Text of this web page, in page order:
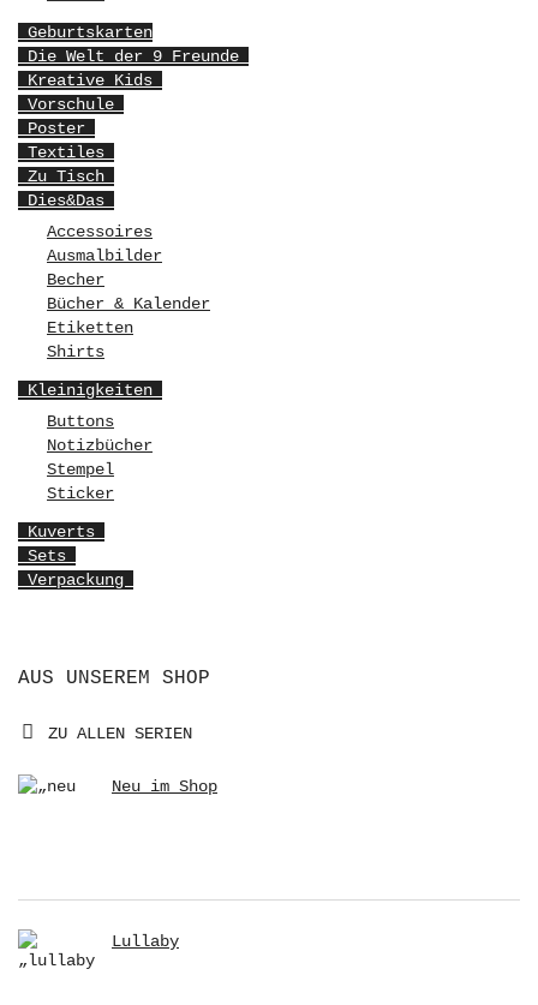
Geburtskarten
Die Welt der 9 Freunde
Kreative Kids
Vorschule
Poster
Textiles
Zu Tisch
Dies&Das
Accessoires
Ausmalbilder
Becher
Bücher & Kalender
Etiketten
Shirts
Kleinigkeiten
Buttons
Notizbücher
Stempel
Sticker
Kuverts
Sets
Verpackung
AUS UNSEREM SHOP
ZU ALLEN SERIEN
Neu im Shop
Lullaby